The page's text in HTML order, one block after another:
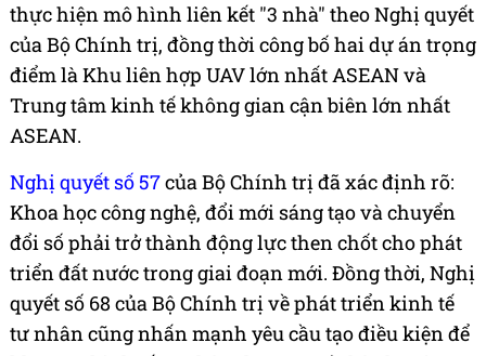
thực hiện mô hình liên kết "3 nhà" theo Nghị quyết
của Bộ Chính trị, đồng thời công bố hai dự án trọng
điểm là Khu liên hợp UAV lớn nhất ASEAN và
Trung tâm kinh tế không gian cận biên lớn nhất
ASEAN.
Nghị quyết số 57của Bộ Chính trị đã xác định rõ:
Khoa học công nghệ, đổi mới sáng tạo và chuyển
đổi số phải trở thành động lực then chốt cho phát
triển đất nước trong giai đoạn mới. Đồng thời, Nghị
quyết số 68 của Bộ Chính trị về phát triển kinh tế
tư nhân cũng nhấn mạnh yêu cầu tạo điều kiện để